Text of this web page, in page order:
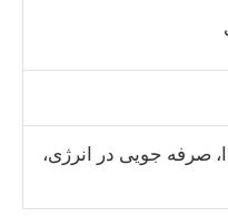
صرفه جویی در انرژی،